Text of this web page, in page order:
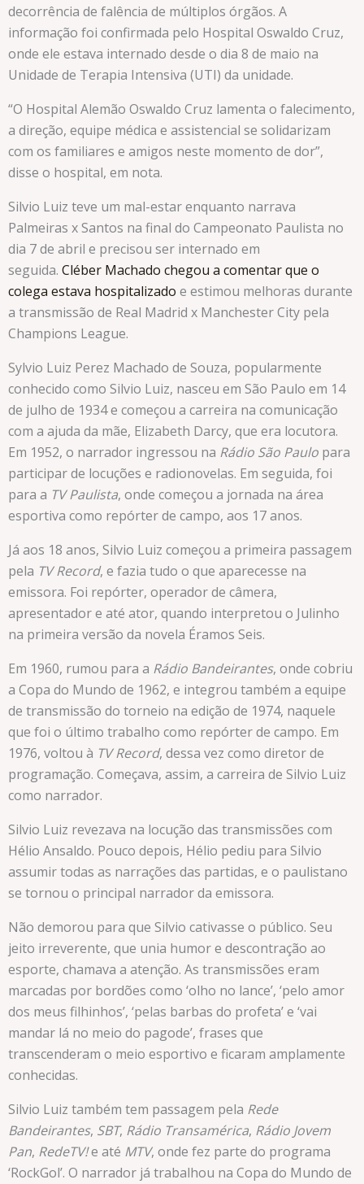
decorrência de falência de múltiplos órgãos. A
informação foi confirmada pelo Hospital Oswaldo Cruz,
onde ele estava internado desde o dia 8 de maio na
Unidade de Terapia Intensiva (UTI) da unidade.
“O Hospital Alemão Oswaldo Cruz lamenta o falecimento,
a direção, equipe médica e assistencial se solidarizam
com os familiares e amigos neste momento de dor”,
disse o hospital, em nota.
Silvio Luiz teve um mal-estar enquanto narrava
Palmeiras x Santos na final do Campeonato Paulista no
dia 7 de abril e precisou ser internado em
seguida. Cléber Machado chegou a comentar que o
colega estava hospitalizado e estimou melhoras durante
a transmissão de Real Madrid x Manchester City pela
Champions League.
Sylvio Luiz Perez Machado de Souza, popularmente
conhecido como Silvio Luiz, nasceu em São Paulo em 14
de julho de 1934 e começou a carreira na comunicação
com a ajuda da mãe, Elizabeth Darcy, que era locutora.
Em 1952, o narrador ingressou na Rádio São Paulo para
participar de locuções e radionovelas. Em seguida, foi
para a TV Paulista, onde começou a jornada na área
esportiva como repórter de campo, aos 17 anos.
Já aos 18 anos, Silvio Luiz começou a primeira passagem
pela TV Record, e fazia tudo o que aparecesse na
emissora. Foi repórter, operador de câmera,
apresentador e até ator, quando interpretou o Julinho
na primeira versão da novela Éramos Seis.
Em 1960, rumou para a Rádio Bandeirantes, onde cobriu
a Copa do Mundo de 1962, e integrou também a equipe
de transmissão do torneio na edição de 1974, naquele
que foi o último trabalho como repórter de campo. Em
1976, voltou à TV Record, dessa vez como diretor de
programação. Começava, assim, a carreira de Silvio Luiz
como narrador.
Silvio Luiz revezava na locução das transmissões com
Hélio Ansaldo. Pouco depois, Hélio pediu para Silvio
assumir todas as narrações das partidas, e o paulistano
se tornou o principal narrador da emissora.
Não demorou para que Silvio cativasse o público. Seu
jeito irreverente, que unia humor e descontração ao
esporte, chamava a atenção. As transmissões eram
marcadas por bordões como ‘olho no lance’, ‘pelo amor
dos meus filhinhos’, ‘pelas barbas do profeta’ e ‘vai
mandar lá no meio do pagode’, frases que
transcenderam o meio esportivo e ficaram amplamente
conhecidas.
Silvio Luiz também tem passagem pela Rede
Bandeirantes, SBT, Rádio Transamérica, Rádio Jovem
Pan, RedeTV!e até MTV, onde fez parte do programa
‘RockGol’. O narrador já trabalhou na Copa do Mundo de